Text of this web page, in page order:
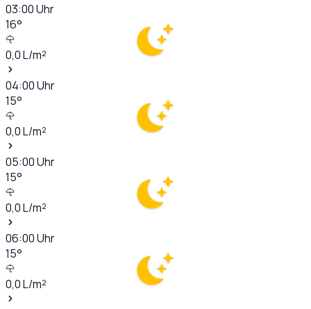
03:00Uhr
16°
0,0L/m²
04:00Uhr
15°
0,0L/m²
05:00Uhr
15°
0,0L/m²
06:00Uhr
15°
0,0L/m²